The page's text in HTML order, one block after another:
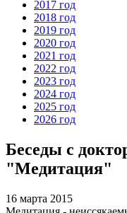
2017 год
2018 год
2019 год
2020 год
2021 год
2022 год
2023 год
2024 год
2025 год
2026 год
Беседы с
"Медитация"
16 марта 2015